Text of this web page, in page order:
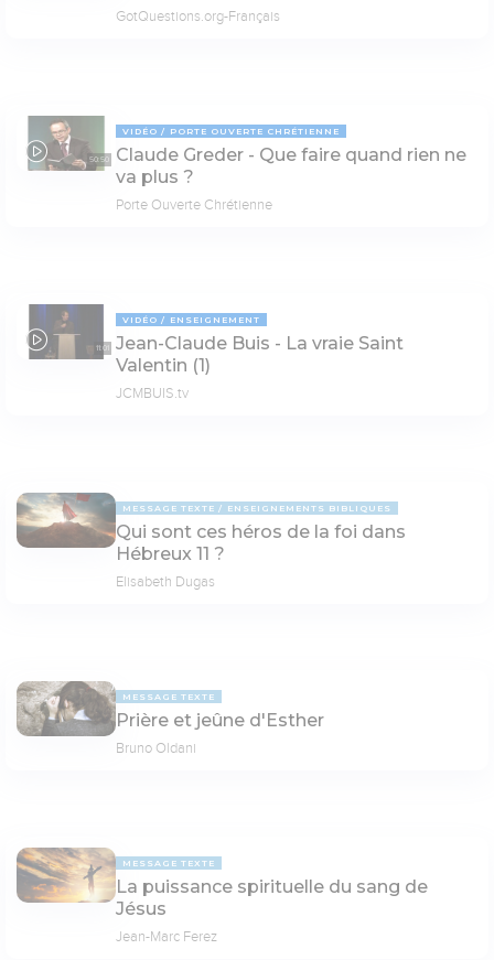
GotQuestions.org-Français
50:50
VIDÉO PORTE OUVERTE CHRÉTIENNE
Claude Greder - Que faire quand rien ne
va plus ?
Porte Ouverte Chrétienne
11:01
VIDÉO ENSEIGNEMENT
Jean-Claude Buis - La vraie Saint
Valentin (1)
JCMBUIS.tv
MESSAGE TEXTE ENSEIGNEMENTS BIBLIQUES
Qui sont ces héros de la foi dans
Hébreux 11 ?
Elisabeth Dugas
MESSAGE TEXTE
Prière et jeûne d'Esther
Bruno Oldani
MESSAGE TEXTE
La puissance spirituelle du sang de
Jésus
Jean-Marc Ferez